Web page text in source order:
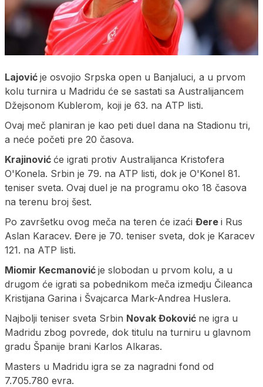
Lajović je osvojio Srpska open u Banjaluci, a u prvom
kolu turnira u Madridu će se sastati sa Australijancem
Džejsonom Kublerom, koji je 63. na ATP listi.
Ovaj meč planiran je kao peti duel dana na Stadionu tri,
a neće početi pre 20 časova.
Krajinović će igrati protiv Australijanca Kristofera
O'Konela. Srbin je 79. na ATP listi, dok je O'Konel 81.
teniser sveta. Ovaj duel je na programu oko 18 časova
na terenu broj šest.
Po završetku ovog meča na teren će izaći Đere i Rus
Aslan Karacev. Đere je 70. teniser sveta, dok je Karacev
121. na ATP listi.
Miomir Kecmanović je slobodan u prvom kolu, a u
drugom će igrati sa pobednikom meča izmedju Čileanca
Kristijana Garina i Švajcarca Mark-Andrea Huslera.
Najbolji teniser sveta Srbin Novak Đoković ne igra u
Madridu zbog povrede, dok titulu na turniru u glavnom
gradu Španije brani Karlos Alkaras.
Masters u Madridu igra se za nagradni fond od
7.705.780 evra.